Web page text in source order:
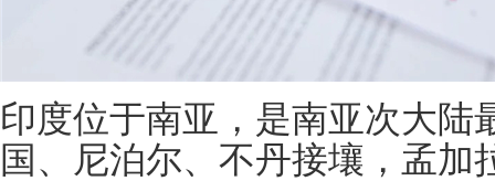
印度位于南亚，是南亚次大陆
国、尼泊尔、不丹接壤，孟加